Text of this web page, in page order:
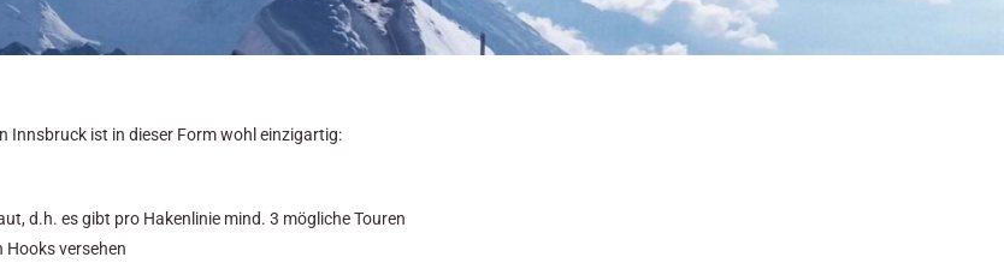
Innsbruck ist in dieser Form wohl einzigartig:
d.h. es gibt pro Hakenlinie mind. 3 mögliche Touren
versehen